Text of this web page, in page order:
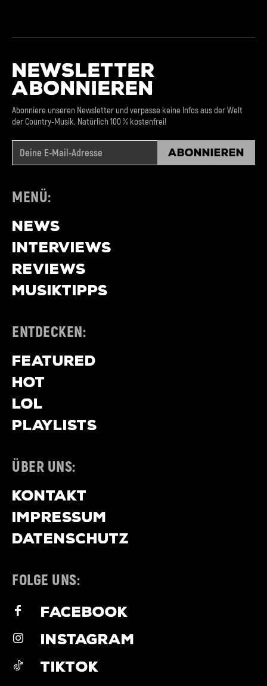
NEWSLETTER
ABONNIEREN
Abonniere unseren Newsletter und verpasse keine Infos aus der Welt
der Country-Musik. Natürlich 100 % kostenfrei!
Abonnieren
MENÜ:
NEWS
INTERVIEWS
REVIEWS
MUSIKTIPPS
ENTDECKEN:
FEATURED
HOT
LOL
PLAYLISTS
ÜBER UNS:
KONTAKT
IMPRESSUM
DATENSCHUTZ
FOLGE UNS:
FACEBOOK
INSTAGRAM
TIKTOK